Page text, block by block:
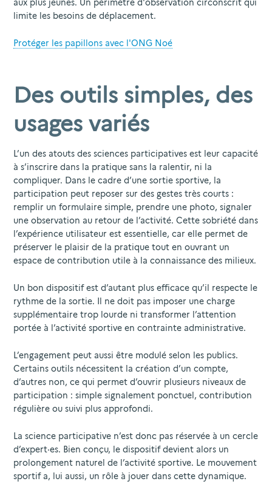
aux plus jeunes. Un périmètre d'observation circonscrit qui
limite les besoins de déplacement.
Protéger les papillons avec l'ONG Noé
Des outils simples, des
usages variés
L’un des atouts des sciences participatives est leur capacité
à s’inscrire dans la pratique sans la ralentir, ni la
compliquer. Dans le cadre d’une sortie sportive, la
participation peut reposer sur des gestes très courts :
remplir un formulaire simple, prendre une photo, signaler
une observation au retour de l’activité. Cette sobriété dans
l’expérience utilisateur est essentielle, car elle permet de
préserver le plaisir de la pratique tout en ouvrant un
espace de contribution utile à la connaissance des milieux.
Un bon dispositif est d’autant plus efficace qu’il respecte le
rythme de la sortie. Il ne doit pas imposer une charge
supplémentaire trop lourde ni transformer l’attention
portée à l’activité sportive en contrainte administrative.
L’engagement peut aussi être modulé selon les publics.
Certains outils nécessitent la création d’un compte,
d’autres non, ce qui permet d’ouvrir plusieurs niveaux de
participation : simple signalement ponctuel, contribution
régulière ou suivi plus approfondi.
La science participative n’est donc pas réservée à un cercle
d’expert·es. Bien conçu, le dispositif devient alors un
prolongement naturel de l’activité sportive. Le mouvement
sportif a, lui aussi, un rôle à jouer dans cette dynamique.